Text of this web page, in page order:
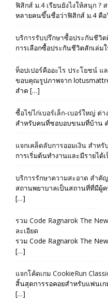
ฟิสิกส์ ม.4 เรียนยังไงให้สนุก ?
หลายคนขึ้นชื่อว่าฟิสิกส์ ม.4 คื
บริการรับปรึกษาซื้อประกันชีวิต
การเลือกซื้อประกันชีวิตสักเล่ม
ท็อปเปอร์คืออะไร ประโยชน์ แ
ขอบคุณรูปภาพจาก
สำค […]
ซื้อไข่ไก่เบอร์เล็ก-เบอร์ใหญ่ ต่า
สำหรับคนที่ชอบอบขนมที่บ้าน
แจกเคล็ดลับการออมเงิน สำห
การเริ่มต้นทำงานและมีรายได้
บริการรักษาความสะอาด สำคั
สถานพยาบาลเป็นสถานที่ที่มีผู้
[…]
รวม Code Ragnarok The
ละเอียด
รวม Code Ragnarok The
[…]
แจกโค้ดเกม CookieRun
สิ้นสุดการรอคอยสำหรับแฟนเ
[…]